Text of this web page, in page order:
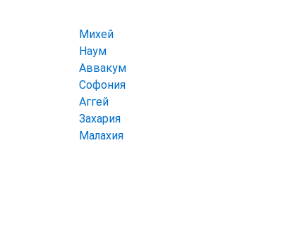
Михей
Наум
Аввакум
Софония
Аггей
Захария
Малахия